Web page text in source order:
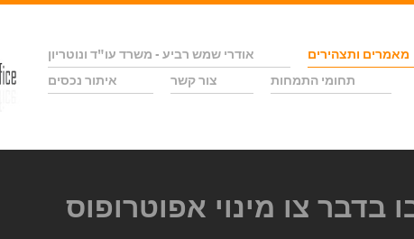
אודרי שמש רביע - משרד עו"ד ונוטריון מאמרים ותצהירים
איתור נכסים
צור קשר תחומי התמחות
צו מינוי אפוטרופוס